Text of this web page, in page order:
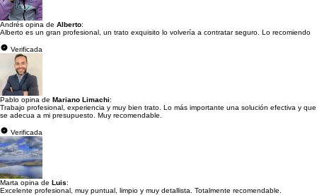
Andrés opina de Alberto:
Alberto es un gran profesional, un trato exquisito lo volvería a contratar seguro. Lo recomiendo
Verificada
Pablo opina de Mariano Limachi:
Trabajo profesional, experiencia y muy bien trato. Lo más importante una solución efectiva y que
se adecua a mi presupuesto. Muy recomendable.
Verificada
Marta opina de Luis:
Excelente profesional, muy puntual, limpio y muy detallista. Totalmente recomendable.